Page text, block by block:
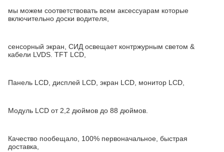
мы можем соответствовать всем аксессуарам которые
включительно доски водителя,
сенсорный экран, СИД освещает контржурным светом &
кабели LVDS. TFT LCD,
Панель LCD, дисплей LCD, экран LCD, монитор LCD,
Модуль LCD от 2,2 дюймов до 88 дюймов.
Качество пообещало, 100% первоначальное, быстрая
доставка,